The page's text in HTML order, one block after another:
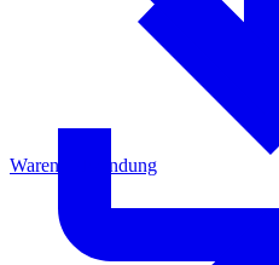
Warenrücksendung